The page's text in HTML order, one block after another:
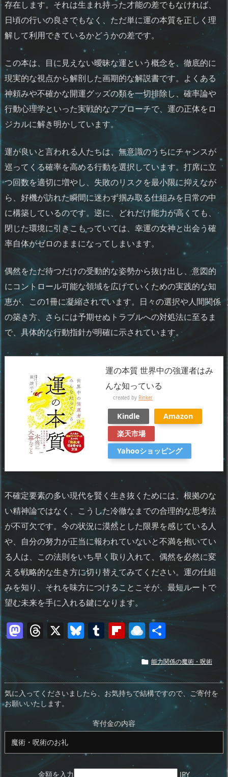
存在します。それは生まれ持った才能の差でもなければ、
日頃の行いの良さでもなく、ただ単に運の本質を正しく理
解して利用できているかどうかの差です。
この本は、目に見えない曖昧な運という概念を、徹底的に
現実的な視点から解剖した画期的な解説書です。よくある
神頼みや不確かな開運グッズの類を一切排除し、確率論や
行動心理学といった実戦的なアプローチで、運の正体をロ
ジカルに解き明かしています。
運が良いと言われる人たちは、無意識のうちにチャンスが
巡ってくる確率を高める行動を選択しています。打席に立
つ回数を適切に増やし、失敗のリスクを最小限に抑えなが
ら、好機が訪れた瞬間に迷わず掴み取る仕組みを日常の中
に構築しているのです。逆に、どれだけ能力が高くても、
閉じた環境に引きこもっていては、幸運の女神と出会う確
率自体がゼロのままになってしまいます。
偶然をただ待つだけの受動的な姿勢から抜け出し、意図的
にコントロール可能な領域を広げていくための実践的な知
恵が、この1冊に凝縮されています。日々の選択や人間関係
の築き方、さらには予期せぬトラブルへの対処法に至るま
で、具体的な行動指針が明確に示されています。
運の本質 世界中の強運者はみ
んな知っている
created by Rinker
Kindle
Amazon
楽天市場
Yahooショッピング
不確定要素の多い現代を賢く生き抜くためには、根拠のな
い精神論ではなく、こうした冷徹なまでの合理的な思考法
が不可欠です。今の状況に漠然とした限界を感じている人
や、自分の努力が正当に報われていないと不満を抱いてい
る人は、この法則をいち早く取り入れて、偶然を必然に変
える戦略的な生き方に切り替えてみてください。運の仕組
みを知り、それを味方につけることこそが、最短ルートで
望む未来を手に入れる鍵になります。
M
st
o
d
o
n
T
a
d
s
X Bl
u
sk
y
T
bl
r
Fl
ip
b
o
ar
R
n
d
ro
io
共
有
 能力関係の魔術・呪術
気に入ってくださいましたら、お気持ちで結構ですので、ご寄付を
お願いいたします。
寄付金の内容
金額を入力 JPY